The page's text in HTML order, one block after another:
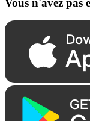
Vous n'avez pas